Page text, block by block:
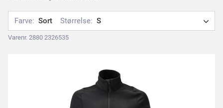
Farve: Sort Størrelse: S
Varenr. 2880 2326535